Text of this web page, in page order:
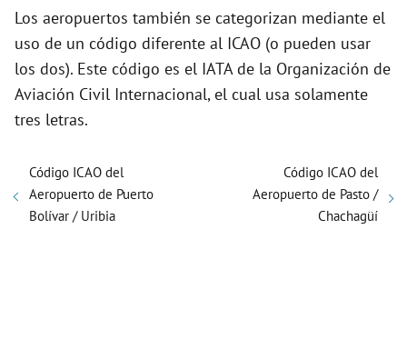
Los aeropuertos también se categorizan mediante el
uso de un código diferente al ICAO (o pueden usar
los dos). Este código es el IATA de la Organización de
Aviación Civil Internacional, el cual usa solamente
tres letras.
Código ICAO del
Aeropuerto de Puerto
Bolívar / Uribia
Código ICAO del
Aeropuerto de Pasto /
Chachagüí